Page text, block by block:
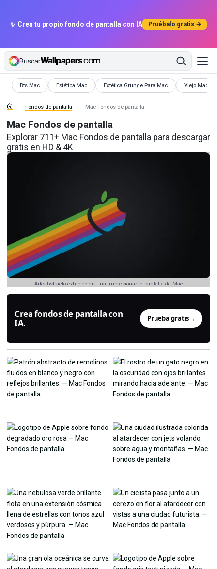
✨ Crea tu propio fondo de pantalla con IA Pruébalo gratis →
Buscar
Bts Mac
Fondos de pantallaEstética Mac
Fondos de pantalla Estética Grunge Para Mac
Fondos de pantalla Viejo Mac
Fondos de
Fondos de pantalla Mac Fondos de pantalla
Mac Fondos de pantalla
Explorar 711+ Mac Fondos de pantalla para descargar
gratis en HD & 4K
Arteabstracto exhibido en una impresionante pantalla de Mac
Crea fondos de pantalla con
IA.
Prueba gratis→